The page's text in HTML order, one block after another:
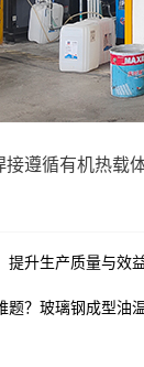
接遵循有机热载
提升生产质量与效
题？玻璃钢成型油